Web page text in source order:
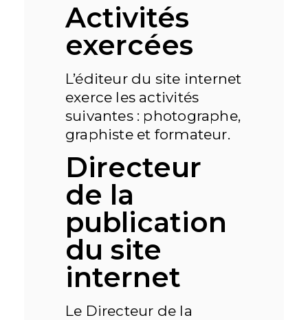
Activités
exercées
L’éditeur du site internet
exerce les activités
suivantes : photographe,
graphiste et formateur.
Directeur
de la
publication
du site
internet
Le Directeur de la